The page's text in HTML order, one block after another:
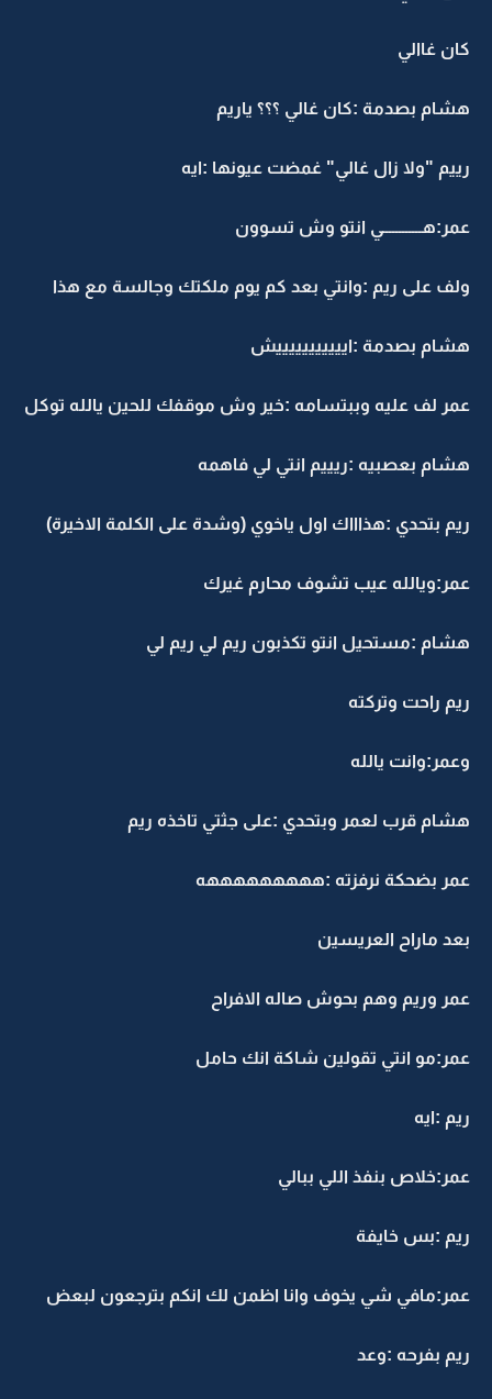
كان غاالي
هشام بصدمة :كان غالي ؟؟؟ ياريم
رييم "ولا زال غالي" غمضت عيونها :ايه
عمر:هــــــــــــي انتو وش تسوون
ولف على ريم :وانتي بعد كم يوم ملكتك وجالسة مع هذا
هشام بصدمة :ايييييييييييش
عمر لف عليه وببتسامه :خير وش موقفك للحين يالله توكل
هشام بعصبيه :ريييم انتي لي فاهمه
ريم بتحدي :هذاااك اول ياخوي (وشدة على الكلمة الاخيرة)
عمر:ويالله عيب تشوف محارم غيرك
هشام :مستحيل انتو تكذبون ريم لي ريم لي
ريم راحت وتركته
وعمر:وانت يالله
هشام قرب لعمر وبتحدي :على جثتي تاخذه ريم
عمر بضحكة نرفزته :هههههههههه
بعد ماراح العريسين
عمر وريم وهم بحوش صاله الافراح
عمر:مو انتي تقولين شاكة انك حامل
ريم :ايه
عمر:خلاص بنفذ اللي ببالي
ريم :بس خايفة
عمر:مافي شي يخوف وانا اظمن لك انكم بترجعون لبعض
ريم بفرحه :وعد